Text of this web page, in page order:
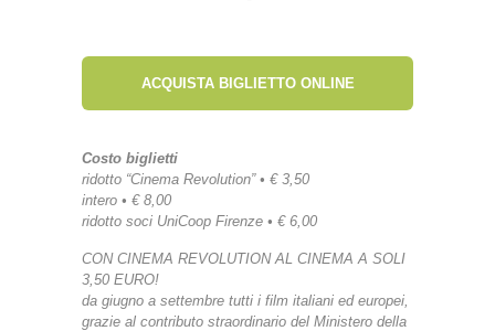
ACQUISTA BIGLIETTO ONLINE
Costo biglietti
ridotto “Cinema Revolution” • € 3,50
intero • € 8,00
ridotto soci UniCoop Firenze • € 6,00
CON CINEMA REVOLUTION AL CINEMA A SOLI
3,50 EURO!
da giugno a settembre tutti i film italiani ed europei,
grazie al contributo straordinario del Ministero della